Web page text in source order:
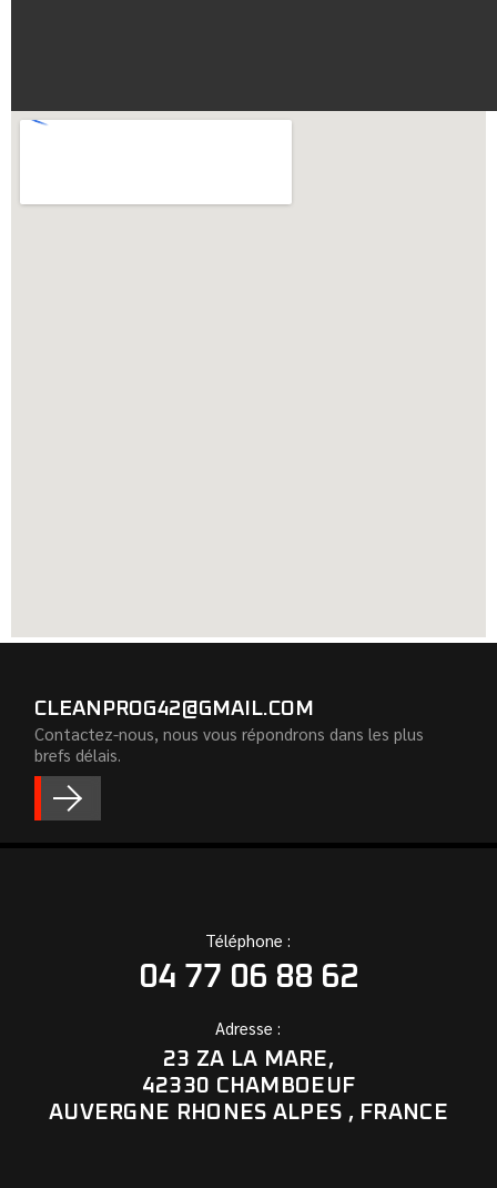
CLEANPROG42@GMAIL.COM
Contactez-nous, nous vous répondrons dans les plus
brefs délais.
Téléphone :
04 77 06 88 62
Adresse :
23 ZA LA MARE,
42330 CHAMBOEUF
AUVERGNE RHONES ALPES , FRANCE